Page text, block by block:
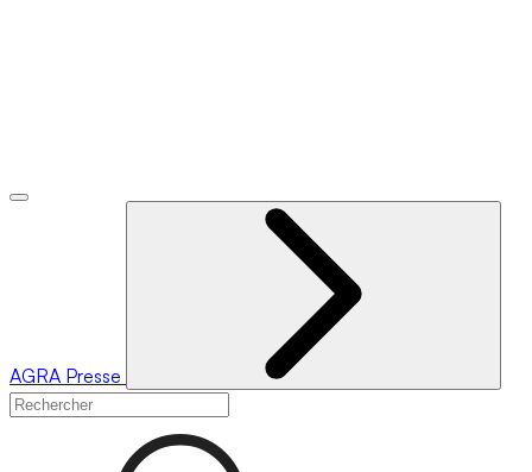
AGRA Presse